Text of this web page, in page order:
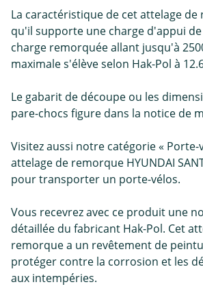
La caractéristique de cet attelage
qu'il supporte une charge d'appui de
charge remorquée allant jusqu'à
maximale s'élève selon Hak-Pol à
Le gabarit de découpe ou les
pare-chocs figure dans la notice de
Visitez aussi notre catégorie « Porte-
attelage de remorque HYUNDAI
pour transporter un porte-vélos.
Vous recevrez avec ce produit une
détaillée du fabricant Hak-Pol. Cet
remorque a un revêtement de
protéger contre la corrosion et les
aux intempéries.